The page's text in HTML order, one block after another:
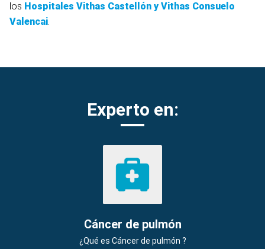
los Hospitales Vithas Castellón y Vithas Consuelo
Valencai.
Experto en:
Cáncer de pulmón
¿Qué es Cáncer de pulmón ?